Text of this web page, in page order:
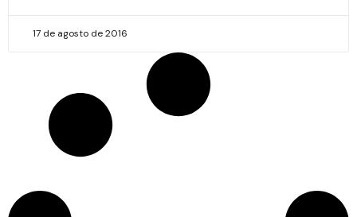
17 de agosto de 2016